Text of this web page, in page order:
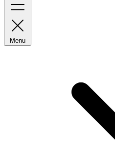
Menu